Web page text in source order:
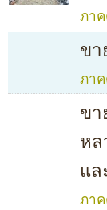
ภา
ขา
ภา
ขา
หล
แล
ภา